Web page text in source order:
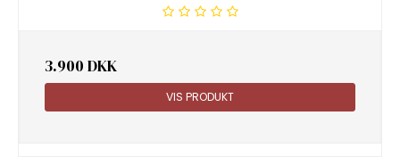
3.900 DKK
VIS PRODUKT